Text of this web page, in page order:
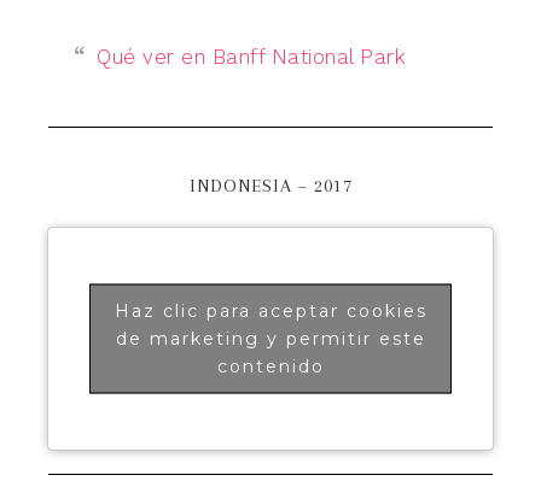
Qué ver en Banff National Park
INDONESIA – 2017
Haz clic para aceptar cookies
de marketing y permitir este
contenido